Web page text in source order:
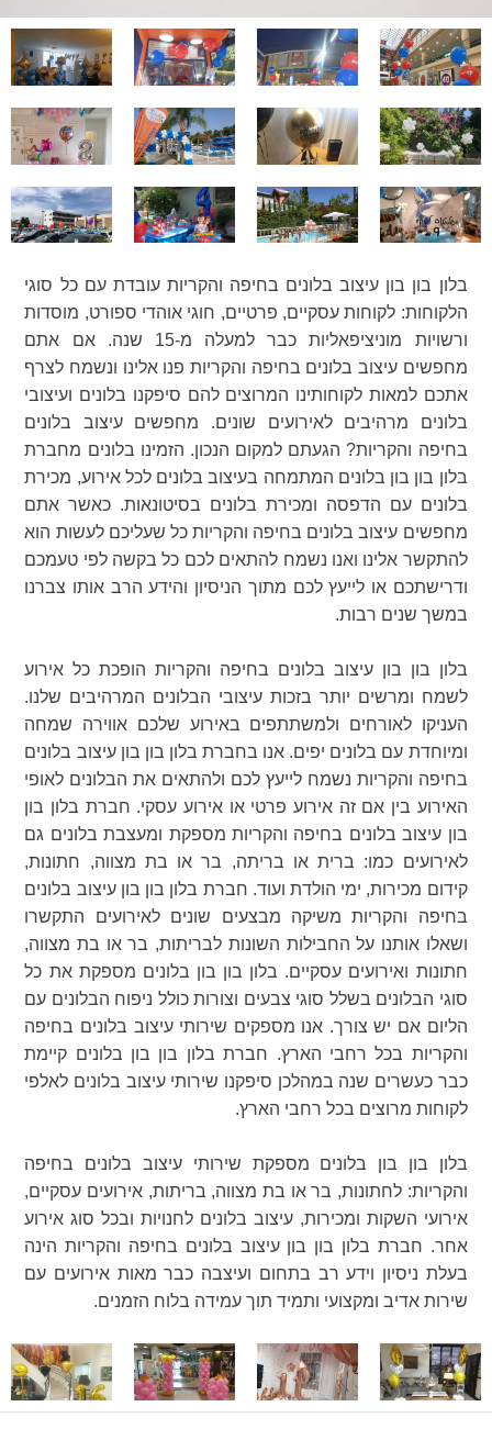
בלון בון בון עיצוב בלונים בחיפה והקריות עובדת עם כל סוגי
הלקוחות: לקוחות עסקיים, פרטיים, חוגי אוהדי ספורט, מוסדות
ורשויות מוניציפאליות כבר למעלה מ-15 שנה. אם אתם
מחפשים עיצוב בלונים בחיפה והקריות פנו אלינו ונשמח לצרף
אתכם למאות לקוחותינו המרוצים להם סיפקנו בלונים ועיצובי
בלונים מרהיבים לאירועים שונים. מחפשים עיצוב בלונים
בחיפה והקריות? הגעתם למקום הנכון. הזמינו בלונים מחברת
בלון בון בון בלונים המתמחה בעיצוב בלונים לכל אירוע, מכירת
בלונים עם הדפסה ומכירת בלונים בסיטונאות. כאשר אתם
מחפשים עיצוב בלונים בחיפה והקריות כל שעליכם לעשות הוא
להתקשר אלינו ואנו נשמח להתאים לכם כל בקשה לפי טעמכם
ודרישתכם או לייעץ לכם מתוך הניסיון והידע הרב אותו צברנו
במשך שנים רבות.
בלון בון בון עיצוב בלונים בחיפה והקריות הופכת כל אירוע
לשמח ומרשים יותר בזכות עיצובי הבלונים המרהיבים שלנו.
העניקו לאורחים ולמשתתפים באירוע שלכם אווירה שמחה
ומיוחדת עם בלונים יפים. אנו בחברת בלון בון בון עיצוב בלונים
בחיפה והקריות נשמח לייעץ לכם ולהתאים את הבלונים לאופי
האירוע בין אם זה אירוע פרטי או אירוע עסקי. חברת בלון בון
בון עיצוב בלונים בחיפה והקריות מספקת ומעצבת בלונים גם
לאירועים כמו: ברית או בריתה, בר או בת מצווה, חתונות,
קידום מכירות, ימי הולדת ועוד. חברת בלון בון בון עיצוב בלונים
בחיפה והקריות משיקה מבצעים שונים לאירועים התקשרו
ושאלו אותנו על החבילות השונות לבריתות, בר או בת מצווה,
חתונות ואירועים עסקיים. בלון בון בון בלונים מספקת את כל
סוגי הבלונים בשלל סוגי צבעים וצורות כולל ניפוח הבלונים עם
הליום אם יש צורך. אנו מספקים שירותי עיצוב בלונים בחיפה
והקריות בכל רחבי הארץ. חברת בלון בון בון בלונים קיימת
כבר כעשרים שנה במהלכן סיפקנו שירותי עיצוב בלונים לאלפי
לקוחות מרוצים בכל רחבי הארץ.
בלון בון בון בלונים מספקת שירותי עיצוב בלונים בחיפה
והקריות: לחתונות, בר או בת מצווה, בריתות, אירועים עסקיים,
אירועי השקות ומכירות, עיצוב בלונים לחנויות ובכל סוג אירוע
אחר. חברת בלון בון בון עיצוב בלונים בחיפה והקריות הינה
בעלת ניסיון וידע רב בתחום ועיצבה כבר מאות אירועים עם
שירות אדיב ומקצועי ותמיד תוך עמידה בלוח הזמנים.